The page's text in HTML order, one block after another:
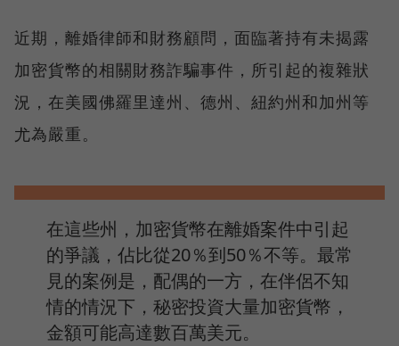
近期，離婚律師和財務顧問，面臨著持有未揭露
加密貨幣的相關財務詐騙事件，所引起的複雜狀
況，在美國佛羅里達州、德州、紐約州和加州等
尤為嚴重。
在這些州，加密貨幣在離婚案件中引起
的爭議，佔比從20％到50％不等。最常
見的案例是，配偶的一方，在伴侶不知
情的情況下，秘密投資大量加密貨幣，
金額可能高達數百萬美元。